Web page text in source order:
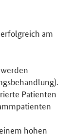
am
Patienten
hohen